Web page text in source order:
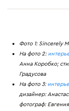
Фото 1: Sincerely
На фото 2:
Анна Коробко;
Градусова
На фото 3:
дизайнер:
фотограф: